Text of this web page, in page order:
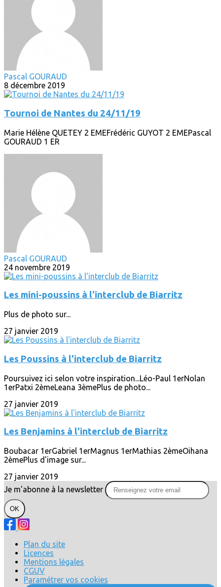
Pascal GOURAUD
8 décembre 2019
Tournoi de Nantes du 24/11/19
Marie Hélène QUETEY 2 EMEFrédéric GUYOT 2 EMEPascal
GOURAUD 1 ER
Pascal GOURAUD
24 novembre 2019
Les mini-poussins à l'interclub de Biarritz
Plus de photo sur...
27 janvier 2019
Les Poussins à l'interclub de Biarritz
Poursuivez ici selon votre inspiration...Léo-Paul 1erNolan
1erPatxi 2èmeLeana 3èmePlus de photo...
27 janvier 2019
Les Benjamins à l'interclub de Biarritz
Boubacar 1erGabriel 1erMagnus 1erMathias 2èmeOihana
2èmePlus d'image sur...
27 janvier 2019
Je m'abonne à la newsletter
OK
Plan du site
Licences
Mentions légales
CGUV
Paramétrer vos cookies